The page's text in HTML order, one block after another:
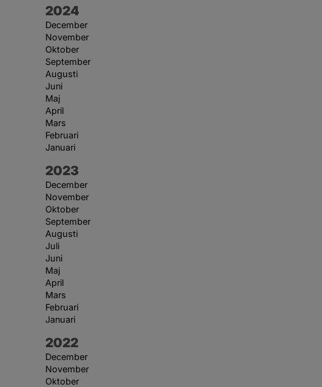
År:
2024
December
November
Oktober
September
Augusti
Juni
Maj
April
Mars
Februari
Januari
År:
2023
December
November
Oktober
September
Augusti
Juli
Juni
Maj
April
Mars
Februari
Januari
År:
2022
December
November
Oktober